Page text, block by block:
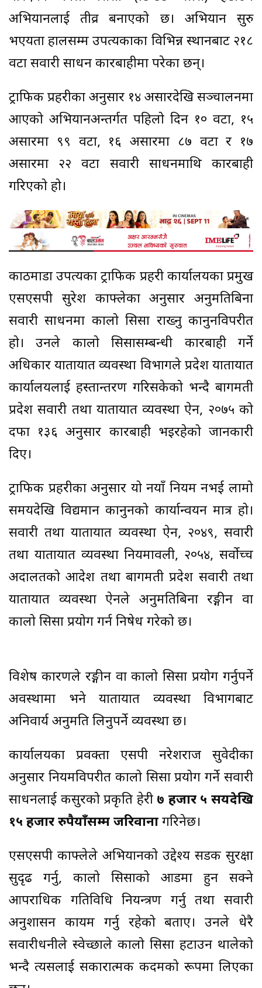
अभियानलाई तीव्र बनाएको छ। अभियान सुरु
भएयता हालसम्म उपत्यकाका विभिन्न स्थानबाट २१८
वटा सवारी साधन कारबाहीमा परेका छन्।
ट्राफिक प्रहरीका अनुसार १४ असारदेखि सञ्चालनमा
आएको अभियानअन्तर्गत पहिलो दिन १० वटा, १५
असारमा ९९ वटा, १६ असारमा ८७ वटा र १७
असारमा २२ वटा सवारी साधनमाथि कारबाही
गरिएको हो।
काठमाडौँ उपत्यका ट्राफिक प्रहरी कार्यालयका प्रमुख
एसएसपी सुरेश काफ्लेका अनुसार अनुमतिबिना
सवारी साधनमा कालो सिसा राख्नु कानुनविपरीत
हो। उनले कालो सिसासम्बन्धी कारबाही गर्ने
अधिकार यातायात व्यवस्था विभागले प्रदेश यातायात
कार्यालयलाई हस्तान्तरण गरिसकेको भन्दै बागमती
प्रदेश सवारी तथा यातायात व्यवस्था ऐन, २०७५ को
दफा १३६ अनुसार कारबाही भइरहेको जानकारी
दिए।
ट्राफिक प्रहरीका अनुसार यो नयाँ नियम नभई लामो
समयदेखि विद्यमान कानुनको कार्यान्वयन मात्र हो।
सवारी तथा यातायात व्यवस्था ऐन, २०४९, सवारी
तथा यातायात व्यवस्था नियमावली, २०५४, सर्वोच्च
अदालतको आदेश तथा बागमती प्रदेश सवारी तथा
यातायात व्यवस्था ऐनले अनुमतिबिना रङ्गीन वा
कालो सिसा प्रयोग गर्न निषेध गरेको छ।
विशेष कारणले रङ्गीन वा कालो सिसा प्रयोग गर्नुपर्ने
अवस्थामा भने यातायात व्यवस्था विभागबाट
अनिवार्य अनुमति लिनुपर्ने व्यवस्था छ।
कार्यालयका प्रवक्ता एसपी नरेशराज सुवेदीका
अनुसार नियमविपरीत कालो सिसा प्रयोग गर्ने सवारी
साधनलाई कसुरको प्रकृति हेरी ७ हजार ५ सयदेखि
१५ हजार रुपैयाँसम्म जरिवाना गरिनेछ।
एसएसपी काफ्लेले अभियानको उद्देश्य सडक सुरक्षा
सुदृढ गर्नु, कालो सिसाको आडमा हुन सक्ने
आपराधिक गतिविधि नियन्त्रण गर्नु तथा सवारी
अनुशासन कायम गर्नु रहेको बताए। उनले धेरै
सवारीधनीले स्वेच्छाले कालो सिसा हटाउन थालेको
भन्दै त्यसलाई सकारात्मक कदमको रूपमा लिएका